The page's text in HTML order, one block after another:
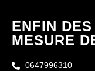
ENFIN
MESURE
0647996310